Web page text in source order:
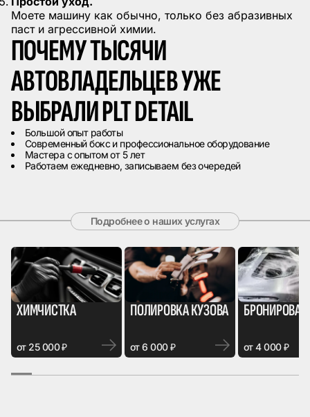
Моете машину как обычно, только без абразивных
паст и агрессивной химии.
ПОЧЕМУ ТЫСЯЧИ
АВТОВЛАДЕЛЬЦЕВ УЖЕ
ВЫБРАЛИ PLT DETAIL
Большой опыт работы
Современный бокс и профессиональное оборудование
Мастера с опытом от 5 лет
Работаем ежедневно, записываем без очередей
Подробнее о наших услугах
ХИМЧИСТКА
от 25 000 ₽
ПОЛИРОВКА КУЗОВА
от 6 000 ₽ от 4 000 ₽